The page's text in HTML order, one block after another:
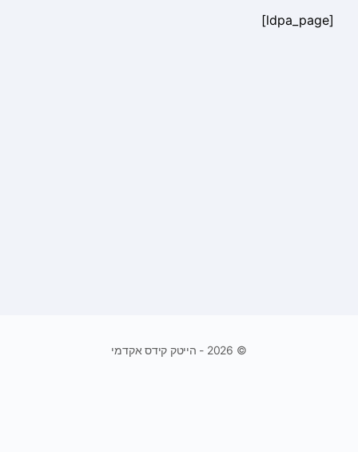
[ldpa_page]
© 2026 - הייטק קידס אקדמי